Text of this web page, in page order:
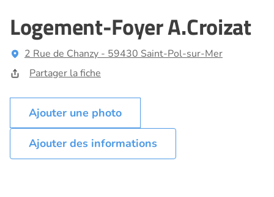
Logement-Foyer A.Croizat
2 Rue de Chanzy - 59430 Saint-Pol-sur-Mer
Partager la fiche
Ajouter des informations